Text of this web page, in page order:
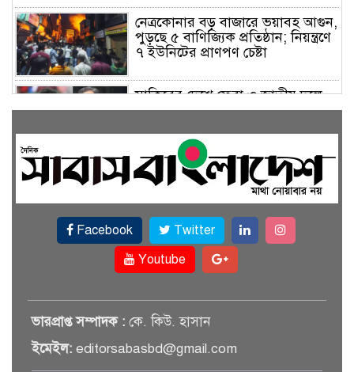
নেত্রকোনার বড় বাজারে ভয়াবহ আগুন,
পুড়ছে ৫ বাণিজ্যিক প্রতিষ্ঠান; নিয়ন্ত্রণে
৭ ইউনিটের প্রাণপণ চেষ্টা
সাকিবের দেশে ফেরা ও জাতীয় দলে
ফেরার সম্ভাবনা নেই, ইঙ্গিত ক্রীড়া
ফেসবুকে যুক্ত হলো বিকাশ, সহজ
হলো ডিজিটাল পেমেন্ট
বৃষ্টি উপেক্ষা করে ‘জুলাই গণঅভ্যুত্থান
স্মৃতি জাদুঘরে’ দর্শনার্থীদের ঢল
সেমিকন্ডাক্টর খাতে সুখবর, আসছে
বিশেষ প্রণোদনা
Facebook
Twitter
Youtube
ভারপ্রাপ্ত সম্পাদক : কে. কিউ. হাসান
ইমেইল: editorsabasbd@gmail.com